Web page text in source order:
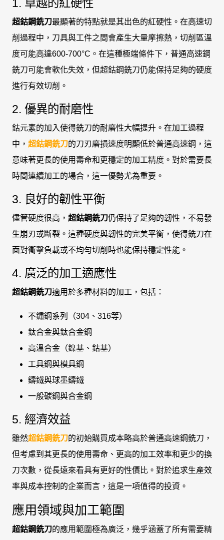
1. 卓越的紅硬性
超鈷鋼銑刀最顯著的特點就是其出色的紅硬性。在高速切
削過程中，刀具與工件之間會產生大量摩擦熱，切削區溫
度可能高達600-700°C。在這種極端條件下，普通高速鋼
銑刀可能會軟化失效，但超鈷鋼銑刀仍能保持足夠的硬度
進行有效切削。
2. 優異的耐磨性
鈷元素的加入使得銑刀的耐磨性大幅提升。在加工過程
中， 超鈷鋼銑刀的刀刃磨損速度明顯低於普通高速鋼，這
意味著更長的使用壽命和更穩定的加工精度。對於需要長
時間連續加工的場合，這一優勢尤為重要。
3. 良好的韌性平衡
儘管硬度很高， 超鈷鋼銑刀仍保持了足夠的韌性，不易發
生崩刃或斷裂。這種硬度與韌性的完美平衡，使得銑刀在
面對衝擊負載或不均勻切削時也能保持穩定性能。
4. 廣泛的加工適應性
超鈷鋼銑刀適用於多種材料的加工，包括：
不鏽鋼系列（304、316等）
鈦合金與鈦合金鋼
高溫合金（鎳基、鈷基）
工具鋼與模具鋼
鑄鐵與球墨鑄鐵
一般碳鋼與合金鋼
5. 經濟效益
雖然超鈷鋼銑刀的初始購買成本略高於普通高速鋼銑刀，
但考慮到其更長的使用壽命、更高的加工效率和更少的換
刀次數，從長遠來看具有更好的性價比。對於追求生產效
率與成本控制的企業而言，這是一項值得的投資。
應用領域與加工範圍
超鈷鋼銑刀的應用範圍極為廣泛，幾乎涵蓋了所有需要精